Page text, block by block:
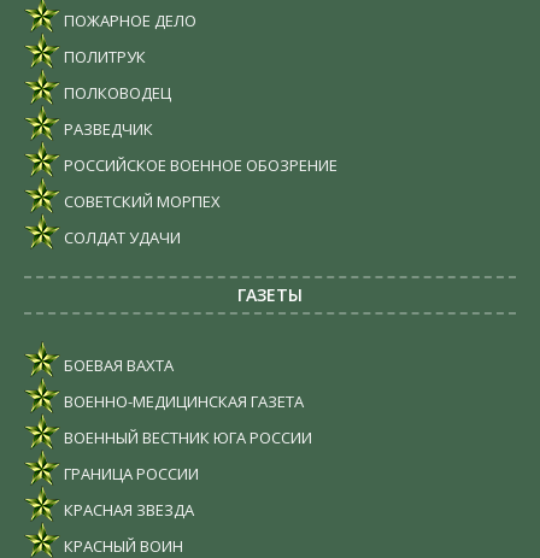
ПОЖАРНОЕ ДЕЛО
ПОЛИТРУК
ПОЛКОВОДЕЦ
РАЗВЕДЧИК
РОССИЙСКОЕ ВОЕННОЕ ОБОЗРЕНИЕ
СОВЕТСКИЙ МОРПЕХ
СОЛДАТ УДАЧИ
ГАЗЕТЫ
БОЕВАЯ ВАХТА
ВОЕННО-МЕДИЦИНСКАЯ ГАЗЕТА
ВОЕННЫЙ ВЕСТНИК ЮГА РОССИИ
ГРАНИЦА РОССИИ
КРАСНАЯ ЗВЕЗДА
КРАСНЫЙ ВОИН